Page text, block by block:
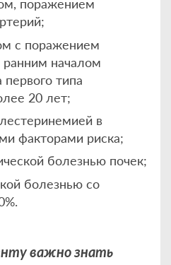
поражением
с поражением
началом
первого типа
20 лет;
в
факторами риска;
болезнью почек;
болезнью со
важно знать